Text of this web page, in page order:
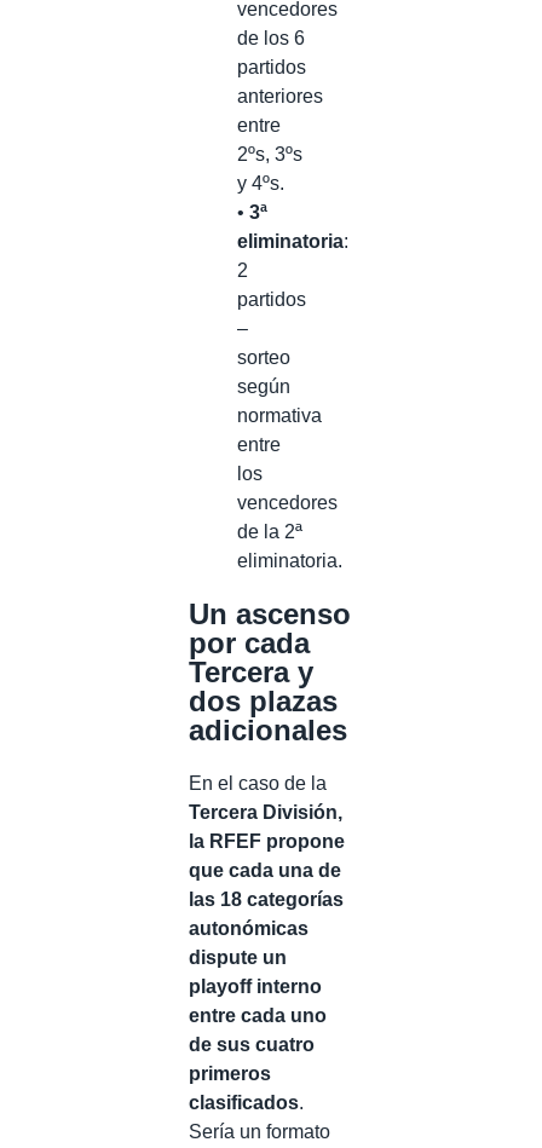
vencedores
de los 6
partidos
anteriores
entre
2ºs, 3ºs
y 4ºs.
• 3ª
eliminatoria:
2
partidos
–
sorteo
según
normativa
entre
los
vencedores
de la 2ª
eliminatoria.
Un ascenso
por cada
Tercera y
dos plazas
adicionales
En el caso de la
Tercera División,
la RFEF propone
que cada una de
las 18 categorías
autonómicas
dispute un
playoff interno
entre cada uno
de sus cuatro
primeros
clasificados.
Sería un formato